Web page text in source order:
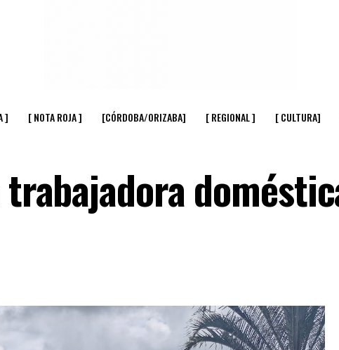
] [ NOTA ROJA ] [CÓRDOBA/ORIZABA] [ REGIONAL ] [ CULTURA]